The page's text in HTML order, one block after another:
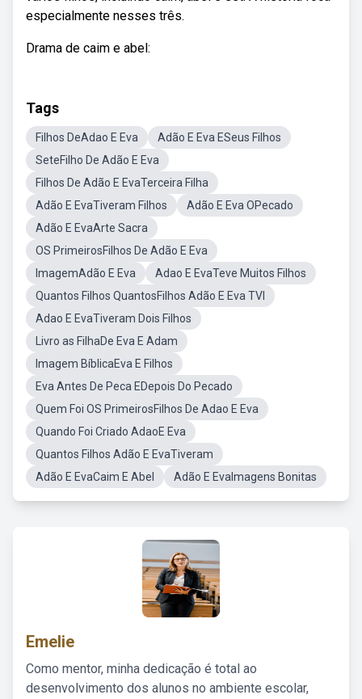
especialmente nesses três.
Drama de caim e abel:
Tags
Filhos DeAdao E Eva
Adão E Eva ESeus Filhos
SeteFilho De Adão E Eva
Filhos De Adão E EvaTerceira Filha
Adão E EvaTiveram Filhos
Adão E Eva OPecado
Adão E EvaArte Sacra
OS PrimeirosFilhos De Adão E Eva
ImagemAdão E Eva
Adao E EvaTeve Muitos Filhos
Quantos Filhos QuantosFilhos Adão E Eva TVI
Adao E EvaTiveram Dois Filhos
Livro as FilhaDe Eva E Adam
Imagem BíblicaEva E Filhos
Eva Antes De Peca EDepois Do Pecado
Quem Foi OS PrimeirosFilhos De Adao E Eva
Quando Foi Criado AdaoE Eva
Quantos Filhos Adão E EvaTiveram
Adão E EvaCaim E Abel
Adão E EvaImagens Bonitas
Emelie
Como mentor, minha dedicação é total ao
desenvolvimento dos alunos no ambiente escolar,